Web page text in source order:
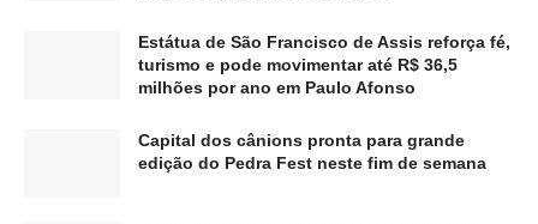
Estátua de São Francisco de Assis reforça fé,
turismo e pode movimentar até R$ 36,5
milhões por ano em Paulo Afonso
Capital dos cânions pronta para grande
edição do Pedra Fest neste fim de semana